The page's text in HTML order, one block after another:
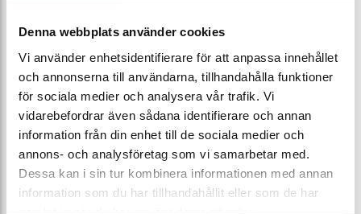
Denna webbplats använder cookies
Vi använder enhetsidentifierare för att anpassa innehållet
och annonserna till användarna, tillhandahålla funktioner
för sociala medier och analysera vår trafik. Vi
vidarebefordrar även sådana identifierare och annan
information från din enhet till de sociala medier och
annons- och analysföretag som vi samarbetar med.
Dessa kan i sin tur kombinera informationen med annan
information som du har tillhandahållit eller som de har
Egenskaper
Bredd (mm)
980
Höjd (mm)
530
Djup (mm)
680
Effektiv längd (mm)
900